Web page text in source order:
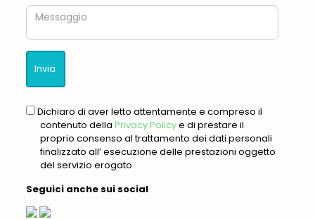
Messaggio
gdpr
Dichiaro di aver letto attentamente e compreso il
contenuto della Privacy Policye di prestare il
proprio consenso al trattamento dei dati personali
finalizzato all’ esecuzione delle prestazioni oggetto
del servizio erogato
Seguici anche sui social